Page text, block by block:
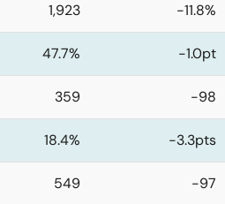
1,923 -11.8%
47.7% -1.0pt
359 -98
18.4% -3.3pts
549 -97